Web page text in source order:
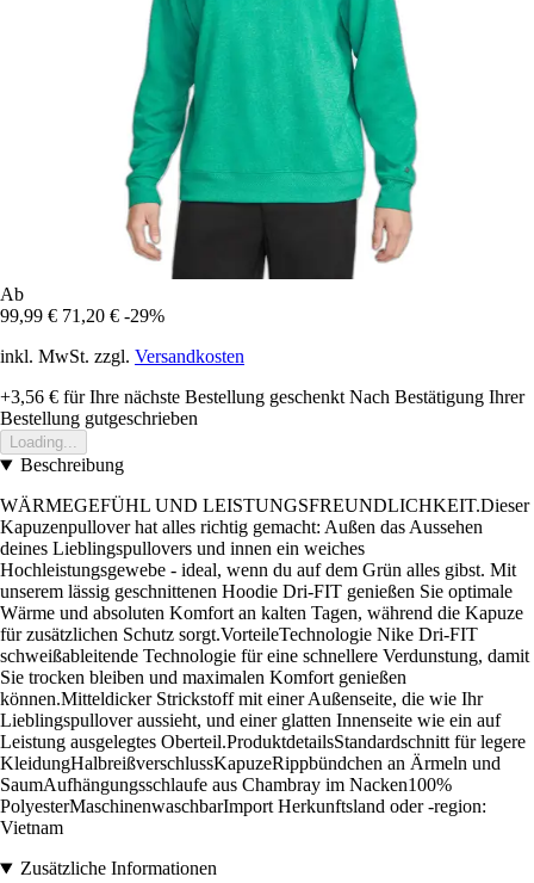
Ab
99,99 € 71,20 € -29%
inkl. MwSt. zzgl. Versandkosten
+3,56 € für Ihre nächste Bestellung geschenkt Nach Bestätigung Ihrer
Bestellung gutgeschrieben
Loading...
Beschreibung
WÄRMEGEFÜHL UND LEISTUNGSFREUNDLICHKEIT.Dieser
Kapuzenpullover hat alles richtig gemacht: Außen das Aussehen
deines Lieblingspullovers und innen ein weiches
Hochleistungsgewebe - ideal, wenn du auf dem Grün alles gibst. Mit
unserem lässig geschnittenen Hoodie Dri-FIT genießen Sie optimale
Wärme und absoluten Komfort an kalten Tagen, während die Kapuze
für zusätzlichen Schutz sorgt.VorteileTechnologie Nike Dri-FIT
schweißableitende Technologie für eine schnellere Verdunstung, damit
Sie trocken bleiben und maximalen Komfort genießen
können.Mitteldicker Strickstoff mit einer Außenseite, die wie Ihr
Lieblingspullover aussieht, und einer glatten Innenseite wie ein auf
Leistung ausgelegtes Oberteil.ProduktdetailsStandardschnitt für legere
KleidungHalbreißverschlussKapuzeRippbündchen an Ärmeln und
SaumAufhängungsschlaufe aus Chambray im Nacken100%
PolyesterMaschinenwaschbarImport Herkunftsland oder -region:
Vietnam
Zusätzliche Informationen